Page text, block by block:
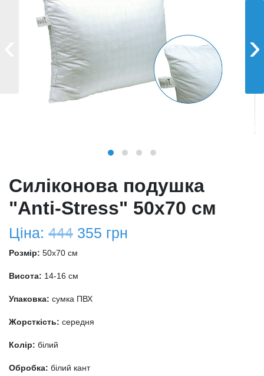
›
Силіконова подушка
"Anti-Stress" 50х70 см
Ціна: 444 355 грн
Розмір: 50x70 см
Висота: 14-16 см
Упаковка: сумка ПВХ
Жорсткість: середня
Колір: білий
Обробка: білий кант